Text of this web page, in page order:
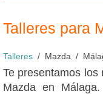
Talleres para
Talleres Mazda
Te presentamos los
Mazda en